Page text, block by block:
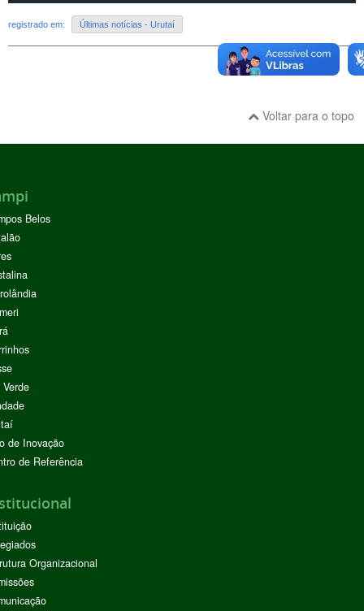
registrado em: Últimas notícias - Urutaí
Voltar para o topo
Belos
de Inovação
de Referência
Organizacional